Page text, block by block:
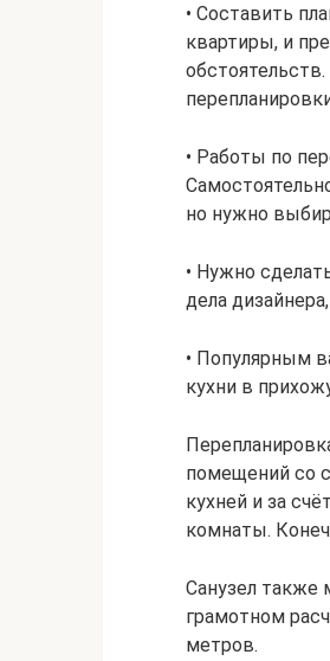
• Составить
квартиры, и
• Работы по
но нужно
• Нужно
дела
• Популярным
кухни в
помещений со
кухней и за
комнаты.
Санузел также
грамотном
метров.